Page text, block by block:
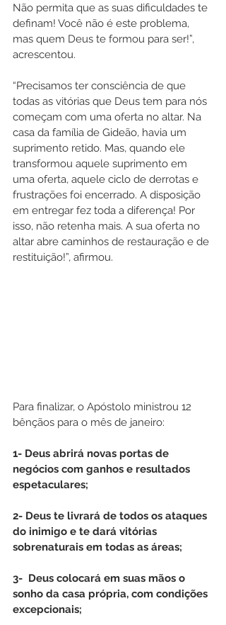
Não permita que as suas dificuldades te
definam! Você não é este problema,
mas quem Deus te formou para ser!”,
acrescentou.
“Precisamos ter consciência de que
todas as vitórias que Deus tem para nós
começam com uma oferta no altar. Na
casa da família de Gideão, havia um
suprimento retido. Mas, quando ele
transformou aquele suprimento em
uma oferta, aquele ciclo de derrotas e
frustrações foi encerrado. A disposição
em entregar fez toda a diferença! Por
isso, não retenha mais. A sua oferta no
altar abre caminhos de restauração e de
restituição!”, afirmou.
Para finalizar, o Apóstolo ministrou 12
bênçãos para o mês de janeiro:
1- Deus abrirá novas portas de
negócios com ganhos e resultados
espetaculares;
2- Deus te livrará de todos os ataques
do inimigo e te dará vitórias
sobrenaturais em todas as áreas;
3-  Deus colocará em suas mãos o
sonho da casa própria, com condições
excepcionais;